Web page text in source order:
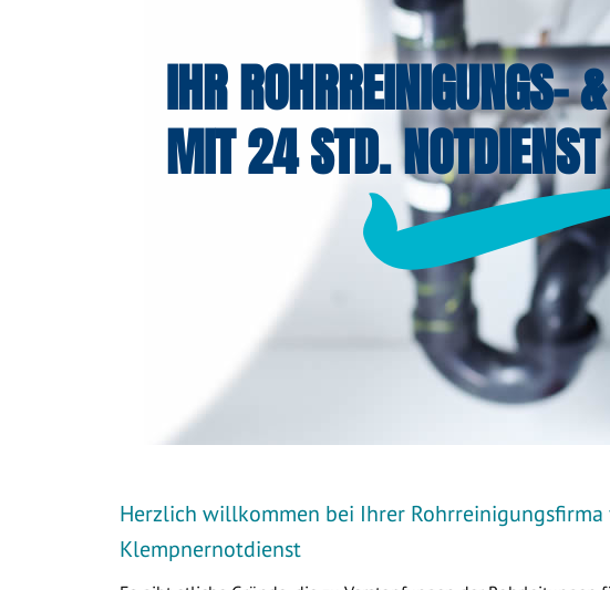
IHR ROHRREINIGUNGS-
MIT 24 STD. NOTDIENST
Herzlich willkommen bei Ihrer
Klempnernotdienst